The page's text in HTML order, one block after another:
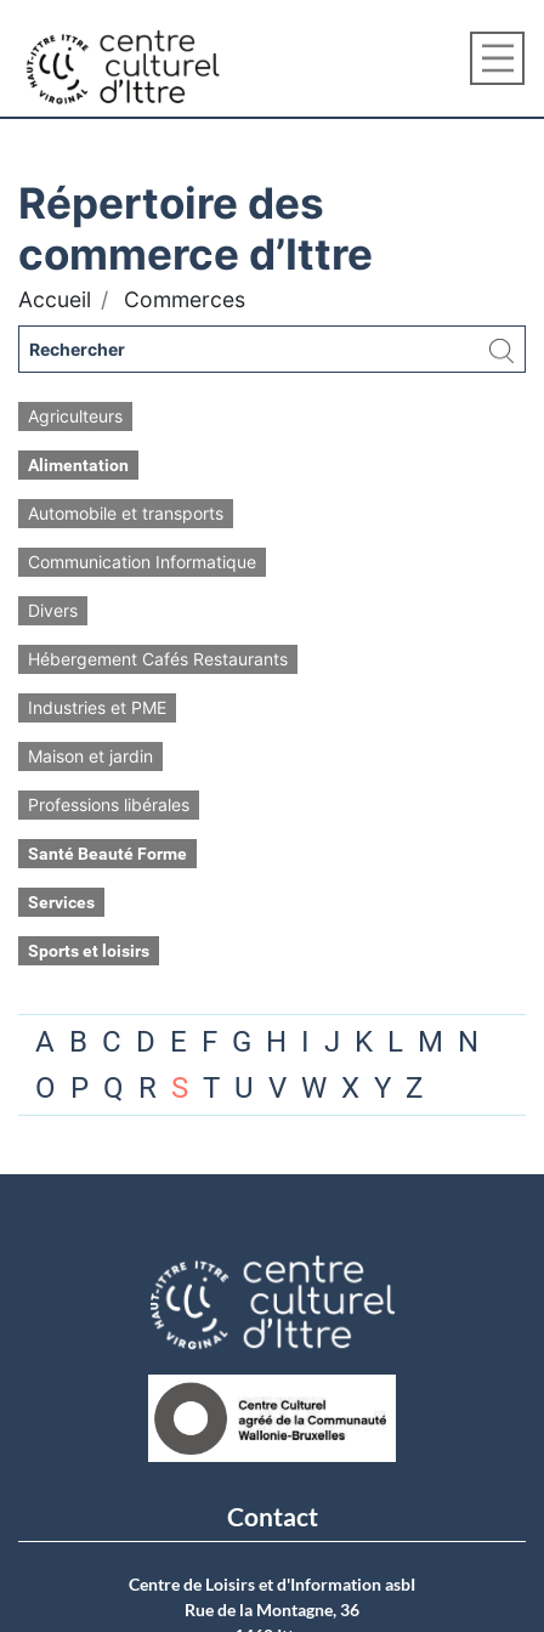
Répertoire des
commerce d’Ittre
Accueil Commerces
Agriculteurs
Alimentation
Automobile et transports
Communication Informatique
Divers
Hébergement Cafés Restaurants
Industries et PME
Maison et jardin
Professions libérales
Santé Beauté Forme
Services
Sports et loisirs
A B C D E F G H I J K L M N
O P Q R S T U V W X Y Z
Contact
Centre de Loisirs et d'Information asbI
Rue de la Montagne, 36